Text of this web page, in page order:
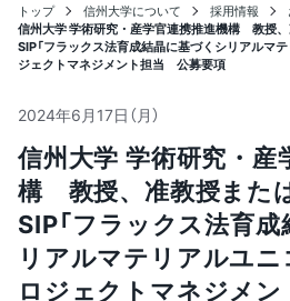
トップ 信州大学について 採用情報
信州大学 学術研究・産学官連携推進機構 教授、
SIP「フラックス法育成結晶に基づくシリアルマ
ジェクトマネジメント担当 公募要項
2024年6月17日（月）
信州大学 学術研究・産
構 教授、准教授または
SIP「フラックス法育
リアルマテリアルユニ
ロジェクトマネジメ